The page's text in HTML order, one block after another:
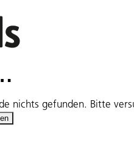
nichts gefunden. Bitte